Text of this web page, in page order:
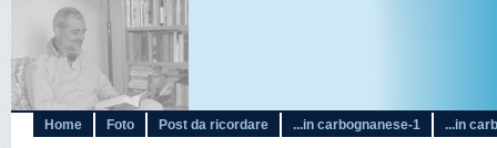
Home Foto Post da ricordare ...in carbognanese-1 ...in